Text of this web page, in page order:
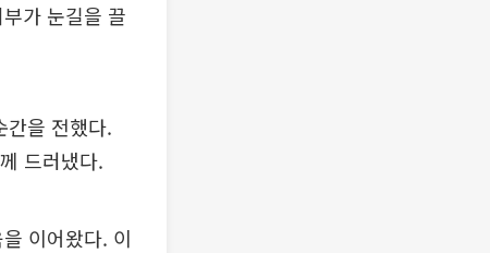
가 눈길을 끌
간을 전했다.
드러냈다.
이어왔다. 이